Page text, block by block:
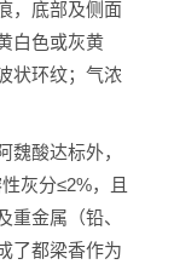
，底部及侧面
白色或灰黄
状环纹；气浓
酸达标外，
灰分≤2%，且
重金属（铅、
了都梁香作为